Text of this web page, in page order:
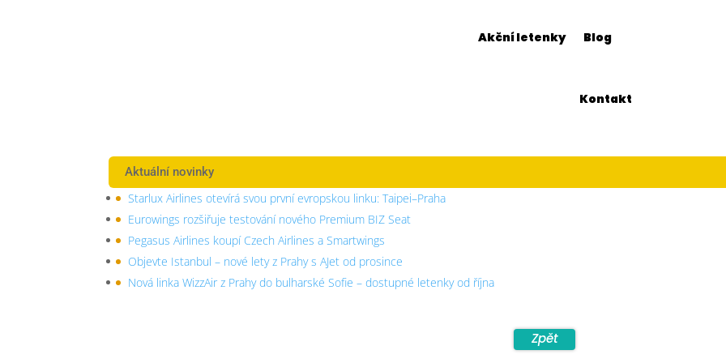
Akční letenky Blog
Kontakt
Aktuální novinky
Starlux Airlines otevírá svou první evropskou linku: Taipei–Praha
Eurowings rozšiřuje testování nového Premium BIZ Seat
Pegasus Airlines koupí Czech Airlines a Smartwings
Objevte Istanbul – nové lety z Prahy s AJet od prosince
Nová linka WizzAir z Prahy do bulharské Sofie – dostupné letenky od října
Zpět